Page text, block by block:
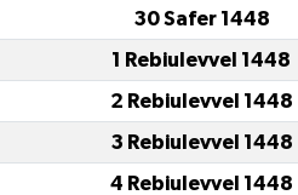
30 Safer 1448
1 Rebiulevvel 1448
2 Rebiulevvel 1448
3 Rebiulevvel 1448
4 Rebiulevvel 1448